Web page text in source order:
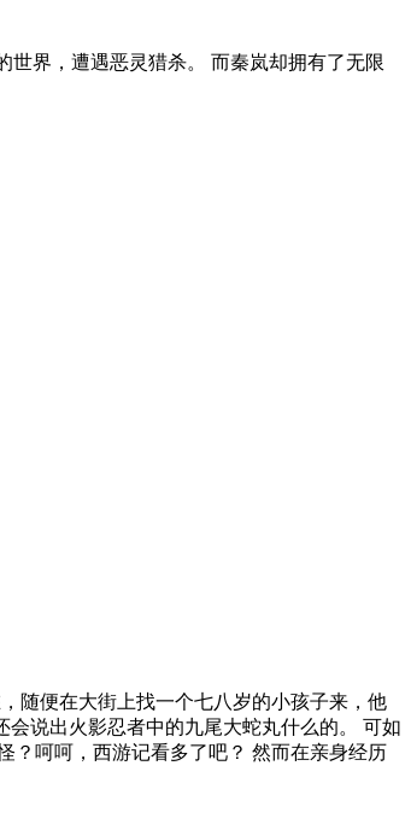
世界，遭遇恶灵猎杀。 而秦岚却拥有了无限
随便在大街上找一个七八岁的小孩子来，他
说出火影忍者中的九尾大蛇丸什么的。 可如
？呵呵，西游记看多了吧？ 然而在亲身经历